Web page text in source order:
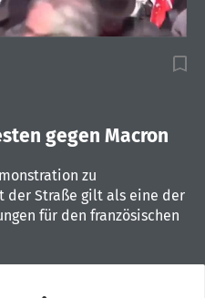
gegen Macron
zu
der Straße gilt als eine der
für den französischen